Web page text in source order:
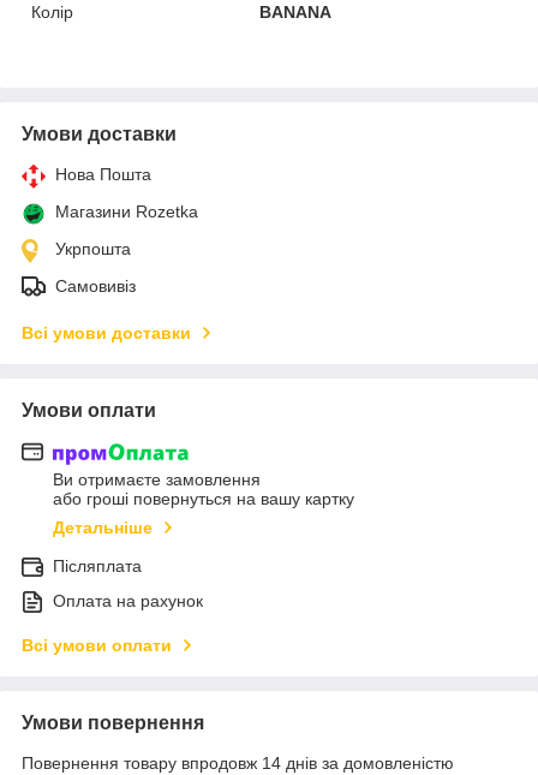
Колір
BANANA
Умови доставки
Нова Пошта
Магазини Rozetka
Укрпошта
Самовивіз
Всі умови доставки
Умови оплати
Ви отримаєте замовлення
або гроші повернуться на вашу картку
Детальніше
Післяплата
Оплата на рахунок
Всі умови оплати
Умови повернення
Повернення товару впродовж 14 днів за домовленістю